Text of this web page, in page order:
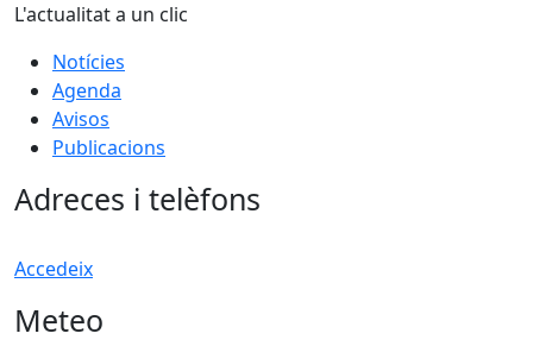
L'actualitat a un clic
Notícies
Agenda
Avisos
Publicacions
Adreces i telèfons
Accedeix
Meteo